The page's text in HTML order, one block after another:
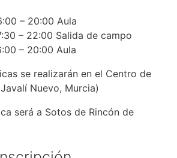
– 20:00 Aula
– 22:00 Salida de campo
– 20:00 Aula
se realizarán en el Centro de
Nuevo, Murcia)
será a Sotos de Rincón de